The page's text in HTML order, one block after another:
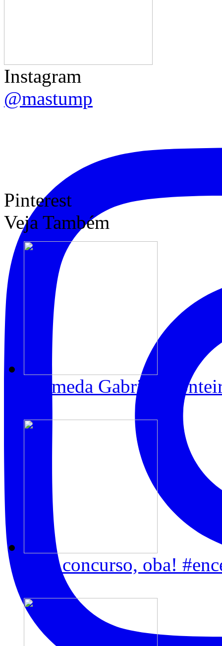
Instagram
@mastump
Pinterest
Veja Também
Alameda Gabriel
Tem concurso, oba!